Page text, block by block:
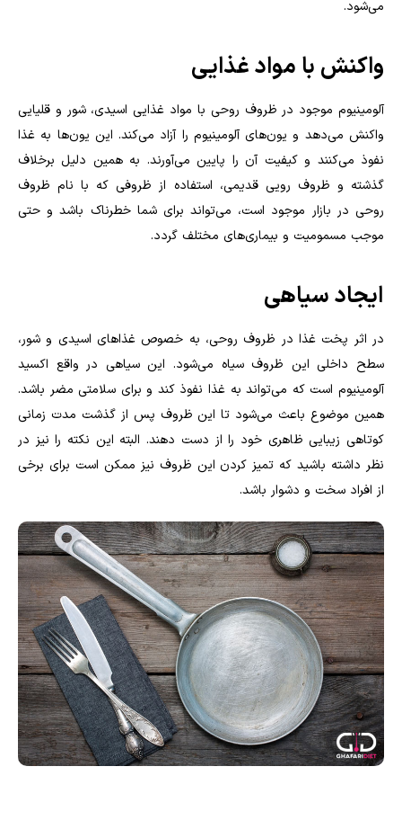
می‌شود.
واکنش با مواد غذایی
آلومینیوم موجود در ظروف روحی با مواد غذایی اسیدی، شور و قلیایی
واکنش می‌دهد و یون‌های آلومینیوم را آزاد می‌کند. این یون‌ها به غذا
نفوذ می‌کنند و کیفیت آن را پایین می‌آورند. به همین دلیل برخلاف
گذشته و ظروف رویی قدیمی، استفاده از ظروفی که با نام ظروف
روحی در بازار موجود است، می‌تواند برای شما خطرناک باشد و حتی
موجب مسمومیت و بیماری‌های مختلف گردد.
ایجاد سیاهی
در اثر پخت غذا در ظروف روحی، به خصوص غذاهای اسیدی و شور،
سطح داخلی این ظروف سیاه می‌شود. این سیاهی در واقع اکسید
آلومینیوم است که می‌تواند به غذا نفوذ کند و برای سلامتی مضر باشد.
همین موضوع باعث می‌شود تا این ظروف پس از گذشت مدت زمانی
کوتاهی زیبایی ظاهری خود را از دست دهند. البته این نکته را نیز در
نظر داشته باشید که تمیز کردن این ظروف نیز ممکن است برای برخی
از افراد سخت و دشوار باشد.